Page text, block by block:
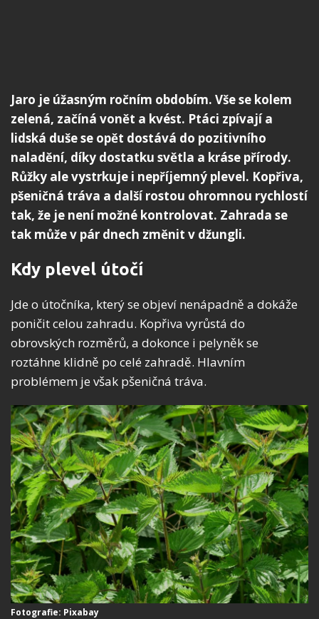
Jaro je úžasným ročním obdobím. Vše se kolem
zelená, začíná vonět a kvést. Ptáci zpívají a
lidská duše se opět dostává do pozitivního
naladění, díky dostatku světla a kráse přírody.
Růžky ale vystrkuje i nepříjemný plevel. Kopřiva,
pšeničná tráva a další rostou ohromnou rychlostí
tak, že je není možné kontrolovat. Zahrada se
tak může v pár dnech změnit v džungli.
Kdy plevel útočí
Jde o útočníka, který se objeví nenápadně a dokáže
poničit celou zahradu. Kopřiva vyrůstá do
obrovských rozměrů, a dokonce i pelyněk se
roztáhne klidně po celé zahradě. Hlavním
problémem je však pšeničná tráva.
Fotografie: Pixabay